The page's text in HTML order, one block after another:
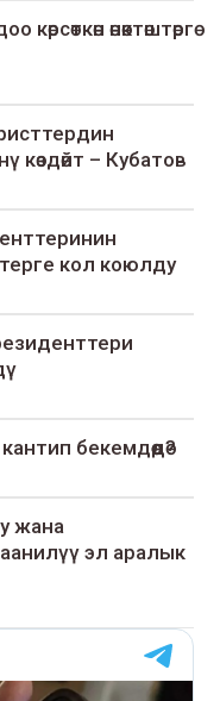
өнөктөштөргө
– Кубатов
кол коюлду
бекемдөөдө?
жана
эл аралык